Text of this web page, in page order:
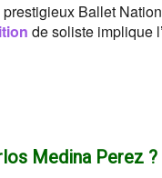
Ballet
de soliste implique
Medina Perez ?